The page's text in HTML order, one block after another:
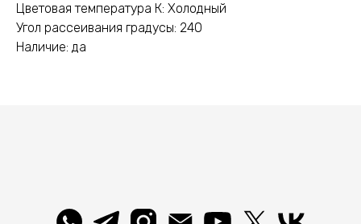
Цветовая температура К: Холодный
Угол рассеивания градусы: 240
Наличие: да